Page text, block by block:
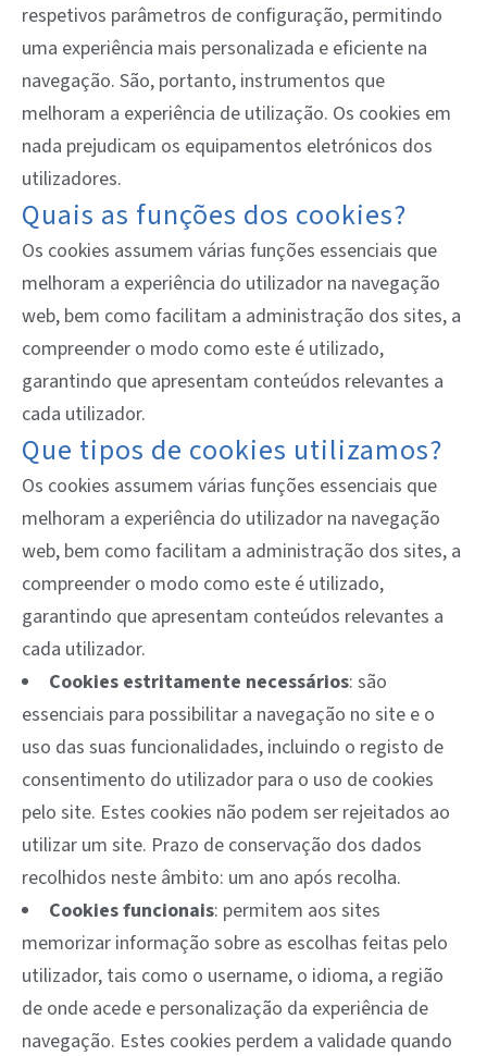
respetivos parâmetros de configuração, permitindo
uma experiência mais personalizada e eficiente na
navegação. São, portanto, instrumentos que
melhoram a experiência de utilização. Os cookies em
nada prejudicam os equipamentos eletrónicos dos
utilizadores.
Quais as funções dos cookies?
Os cookies assumem várias funções essenciais que
melhoram a experiência do utilizador na navegação
web, bem como facilitam a administração dos sites, a
compreender o modo como este é utilizado,
garantindo que apresentam conteúdos relevantes a
cada utilizador.
Que tipos de cookies utilizamos?
Os cookies assumem várias funções essenciais que
melhoram a experiência do utilizador na navegação
web, bem como facilitam a administração dos sites, a
compreender o modo como este é utilizado,
garantindo que apresentam conteúdos relevantes a
cada utilizador.
Cookies estritamente necessários: são
essenciais para possibilitar a navegação no site e o
uso das suas funcionalidades, incluindo o registo de
consentimento do utilizador para o uso de cookies
pelo site. Estes cookies não podem ser rejeitados ao
utilizar um site. Prazo de conservação dos dados
recolhidos neste âmbito: um ano após recolha.
Cookies funcionais: permitem aos sites
memorizar informação sobre as escolhas feitas pelo
utilizador, tais como o username, o idioma, a região
de onde acede e personalização da experiência de
navegação. Estes cookies perdem a validade quando